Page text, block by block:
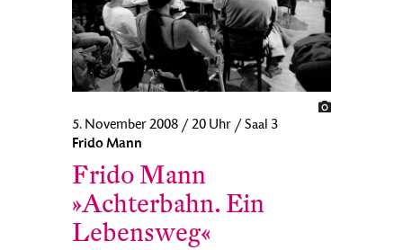
5. November 2008 / 20 Uhr / Saal 3
Frido Mann
Frido Mann
»Achterbahn. Ein
Lebensweg«